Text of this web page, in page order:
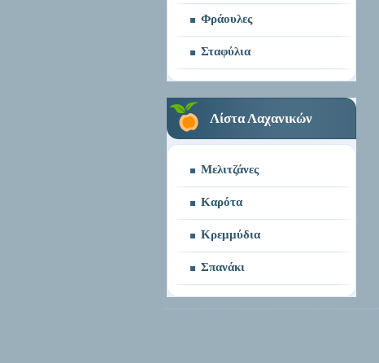
Φράουλες
Σταφύλια
Λίστα Λαχανικών
Μελιτζάνες
Καρότα
Κρεμμύδια
Σπανάκι